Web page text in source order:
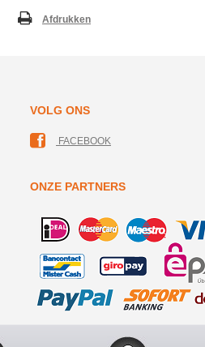
Afdrukken
VOLG ONS
FACEBOOK
ONZE PARTNERS